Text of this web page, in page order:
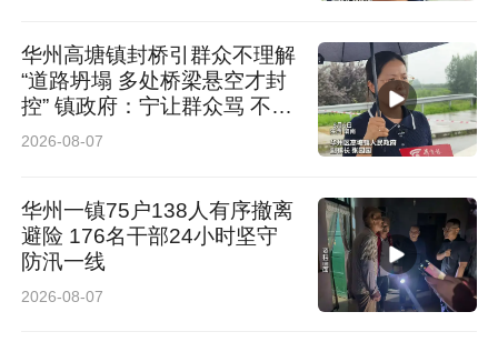
华州高塘镇封桥引群众不理解
“道路坍塌 多处桥梁悬空才封
控” 镇政府：宁让群众骂 不让
群众哭
2026-08-07
华州一镇75户138人有序撤离
避险 176名干部24小时坚守
防汛一线
2026-08-07